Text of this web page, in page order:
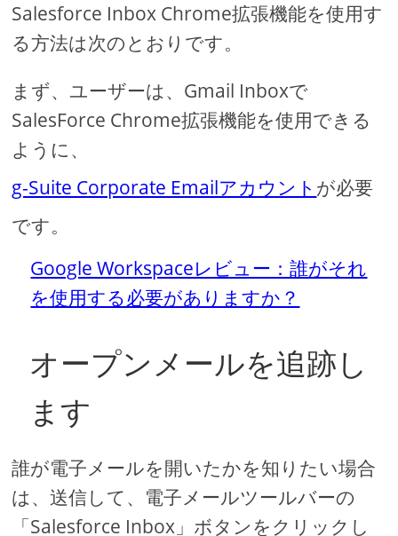
Salesforce Inbox Chrome拡張機能を使用す
る方法は次のとおりです。
まず、ユーザーは、Gmail Inboxで
SalesForce Chrome拡張機能を使用できる
ように、
g-Suite Corporate Emailアカウント が必要
です。
Google Workspaceレビュー：誰がそれ
を使用する必要がありますか？
オープンメールを追跡し
ます
誰が電子メールを開いたかを知りたい場合
は、送信して、電子メールツールバーの
「Salesforce Inbox」ボタンをクリックし